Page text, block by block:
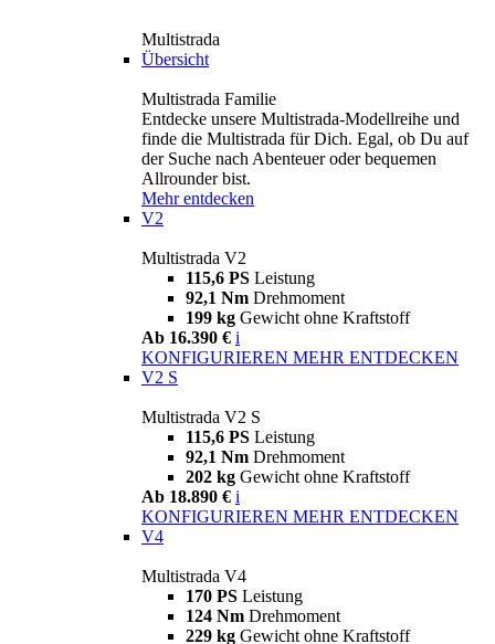
Multistrada
Übersicht
Multistrada Familie
Entdecke unsere Multistrada-Modellreihe und
finde die Multistrada für Dich. Egal, ob Du auf
der Suche nach Abenteuer oder bequemen
Allrounder bist.
Mehr entdecken
V2
Multistrada V2
115,6 PS Leistung
92,1 Nm Drehmoment
199 kg Gewicht ohne Kraftstoff
Ab 16.390 € i
KONFIGURIEREN MEHR ENTDECKEN
V2 S
Multistrada V2 S
115,6 PS Leistung
92,1 Nm Drehmoment
202 kg Gewicht ohne Kraftstoff
Ab 18.890 € i
KONFIGURIEREN MEHR ENTDECKEN
V4
Multistrada V4
170 PS Leistung
124 Nm Drehmoment
229 kg Gewicht ohne Kraftstoff